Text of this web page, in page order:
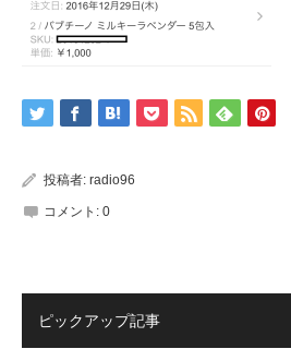
投稿者: radio96
コメント: 0
ピックアップ記事